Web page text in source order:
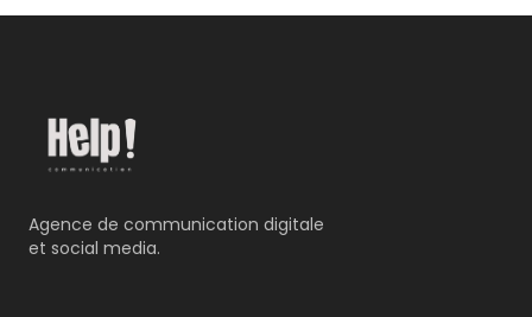
Agence de communication digitale
et social media.